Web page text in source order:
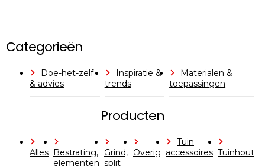
Categorieën
Doe-het-zelf
& advies
Inspiratie &
trends
Materialen &
toepassingen
Producten
Alles Bestrating,
elementen
Grind,
split
Overig
Tuin
accessoires Tuinhout